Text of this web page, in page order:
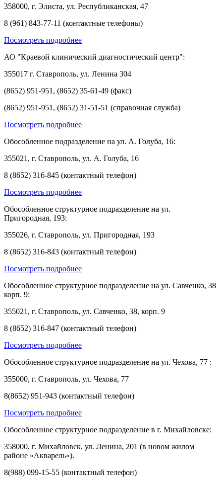
358000, г. Элиста, ул. Республиканская, 47
8 (961) 843-77-11 (контактные телефоны)
Посмотреть подробнее
АО "Краевой клинический диагностический центр":
355017 г. Ставрополь, ул. Ленина 304
(8652) 951-951, (8652) 35-61-49 (факс)
(8652) 951-951, (8652) 31-51-51 (справочная служба)
Посмотреть подробнее
Обособленное подразделение на ул. А. Голуба, 16:
355021, г. Ставрополь, ул. А. Голуба, 16
8 (8652) 316-845 (контактный телефон)
Посмотреть подробнее
Обособленное структурное подразделение на ул.
Пригородная, 193:
355026, г. Ставрополь, ул. Пригородная, 193
8 (8652) 316-843 (контактный телефон)
Посмотреть подробнее
Обособленное структурное подразделение на ул. Савченко, 38
корп. 9:
355021, г. Ставрополь, ул. Савченко, 38, корп. 9
8 (8652) 316-847 (контактный телефон)
Посмотреть подробнее
Обособленное структурное подразделение на ул. Чехова, 77 :
355000, г. Ставрополь, ул. Чехова, 77
8(8652) 951-943 (контактный телефон)
Посмотреть подробнее
Обособленное структурное подразделение в г. Михайловске:
358000, г. Михайловск, ул. Ленина, 201 (в новом жилом
районе «Акварель»).
8(988) 099-15-55 (контактный телефон)